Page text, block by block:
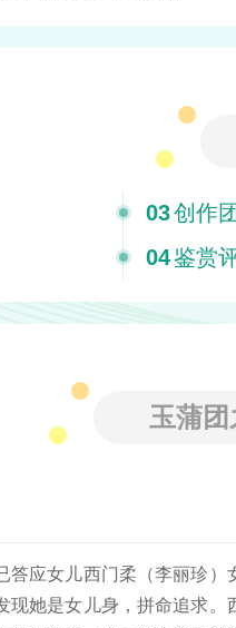
03创作
04鉴赏
玉蒲
答应女儿西门柔（李丽珍
她是女儿身，拼命追求。